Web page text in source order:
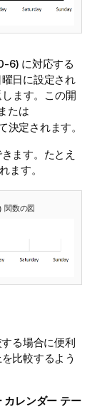
6) に対応する
日に設定され
ます。この開
たは
定されます。
ます。たとえ
ます。
関数の図
る場合に便利
比較するよう
カレンダー テー